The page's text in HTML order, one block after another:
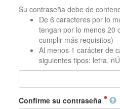
Su contraseña debe de
De 6 caracteres por lo
tengan por lo menos 20
cumplir más requisitos)
Al menos 1 carácter de
siguientes tipos: letra,
Confirme su contraseña